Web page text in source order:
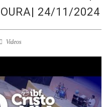
24/11/2024
Videos